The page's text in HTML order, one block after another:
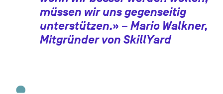
müssen wir uns gegenseitig
unterstützen.» – Mario Walkner,
Mitgründer von SkillYard